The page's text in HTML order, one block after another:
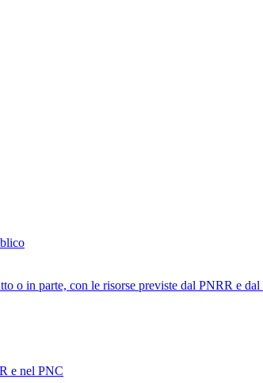
o in parte, con le risorse previste dal PNRR e
e nel PNC